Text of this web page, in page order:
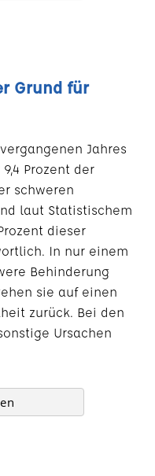
Grund für
Jahres
Prozent der
schweren
laut Statistischem
dieser
In nur einem
Behinderung
sie auf einen
zurück. Bei den
Ursachen